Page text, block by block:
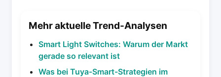
Mehr aktuelle Trend-Analysen
Smart Light Switches: Warum der Markt
gerade so relevant ist
Was bei Tuya-Smart-Strategien im